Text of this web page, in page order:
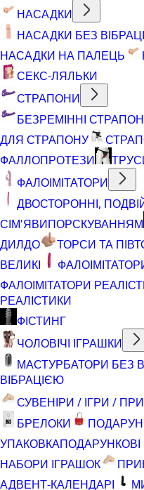
НАСАДКИ
НАСАДКИ БЕЗ
НАСАДКИ НА ПАЛЕЦЬ
СЕКС-ЛЯЛЬКИ
СТРАПОНИ
БЕЗРЕМІННІ
ДЛЯ СТРАПОНУ
ФАЛЛОПРОТЕЗИ
ФАЛОІМІТАТОРИ
ДВОСТОРОННІ,
СІМ'ЯВИПОРСКУВАННЯМ
ДИЛДО
ТОРСИ ТА
ВЕЛИКІ
ФАЛОІМІТАТОРИ
РЕАЛІСТИКИ
ФІСТИНГ
ЧОЛОВІЧІ ІГРАШКИ
МАСТУРБАТОРИ БЕЗ
ВІБРАЦІЄЮ
СУВЕНІРИ / ІГРИ /
БРЕЛОКИ
УПАКОВКА
НАБОРИ ІГРАШОК
АДВЕНТ-КАЛЕНДАРІ